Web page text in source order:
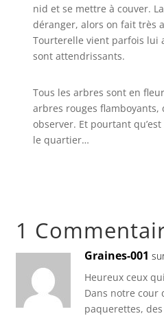
nid et se mettre à couver.
déranger, alors on fait très
Tourterelle vient parfois lui
sont attendrissants.
Tous les arbres sont en
arbres rouges flamboyants,
observer. Et pourtant
le quartier…
1
Graines-001
Heureux ceux
Dans notre cour
paquerettes,